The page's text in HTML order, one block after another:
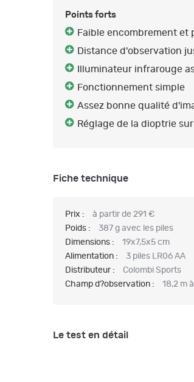
Points forts
Faible encombrement et
Distance d'observation
Illuminateur infrarouge
Fonctionnement simple
Assez bonne qualité
Réglage de la dioptrie
Fiche technique
Prix :
à partir de 291 €
Poids :
387 g avec les piles
Dimensions :
19x7,5x5 cm
Alimentation :
3 piles LR06 AA
Distributeur :
Colombi Sports
Champ d?observation :
18,2 m
Le test en détail